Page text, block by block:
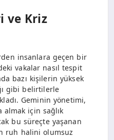
ve Kriz
insanlara geçen bir
vakalar nasıl tespit
bazı kişilerin yüksek
gibi belirtilerle
Geminin yönetimi,
için sağlık
bu süreçte yaşanan
ruh halini olumsuz